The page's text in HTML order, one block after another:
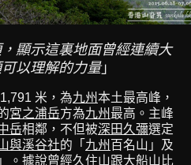
顯示這裏地面曾經連續大
以理解的力量」
米，為九州本土最高峰，
宮之浦岳方為九州 最高。主峰
岳相鄰，不但被深田久彌選定
與溪谷社的「 九州 百名山」及
。據說曾經久住山跟大船山 比